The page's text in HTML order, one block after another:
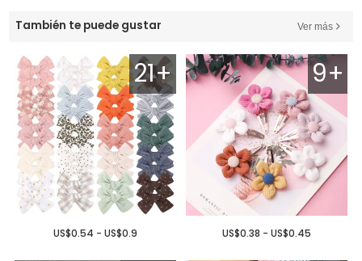
También te puede gustar Ver más
21+
US$0.54 - US$0.9
9+
US$0.38 - US$0.45